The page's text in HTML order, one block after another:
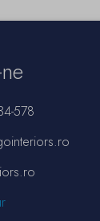
578